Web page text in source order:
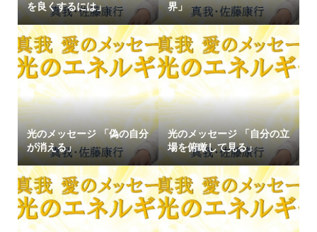
を良くするには」
界」
光のメッセージ 「偽の自分
が消える」
光のメッセージ 「自分の立
場を俯瞰して見る」